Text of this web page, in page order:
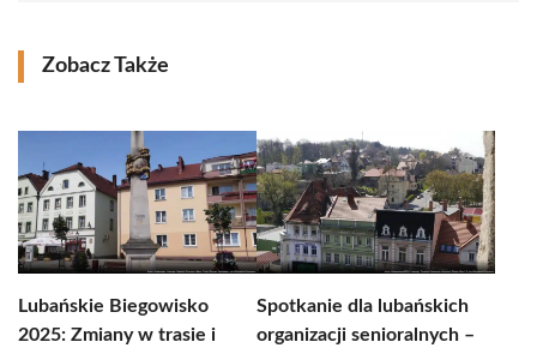
Zobacz Także
Lubańskie Biegowisko
2025: Zmiany w trasie i
Spotkanie dla lubańskich
organizacji senioralnych –